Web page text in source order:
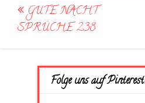
Post
navigation
GUTE NACHT
SPRÜCHE 238
Folge uns auf